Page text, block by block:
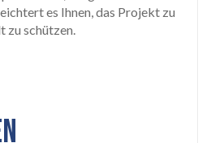
es Ihnen, das Projekt zu
zu schützen.